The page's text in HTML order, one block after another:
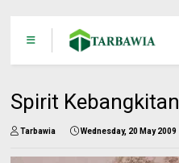
Spirit Kebangkitan
Tarbawia Wednesday, 20 May 2009